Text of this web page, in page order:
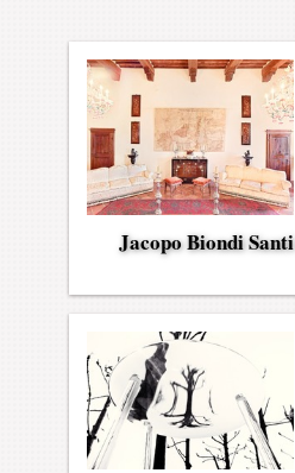
Jacopo Biondi Santi